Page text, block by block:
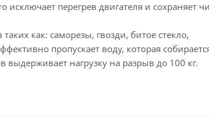
исключает перегрев двигателя и сохраняет
как: саморезы, гвозди, битое стекло,
пропускает воду, которая
выдерживает нагрузку на разрыв до 100 кг.